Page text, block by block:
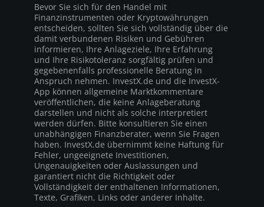
Bevor Sie sich für den Handel mit
Finanzinstrumenten oder Kryptowährungen
entscheiden, sollten Sie sich vollständig über die
damit verbundenen Risiken und Gebühren
informieren, Ihre Anlageziele, Ihre Erfahrung
und Ihre Risikotoleranz sorgfältig prüfen und
gegebenenfalls professionelle Beratung in
Anspruch nehmen. InvestX.de und die InvestX-
App können allgemeine Marktkommentare
veröffentlichen, die keine Anlageberatung
darstellen und nicht als solche interpretiert
werden dürfen. Bitte konsultieren Sie einen
unabhängigen Finanzberater, wenn Sie Fragen
haben. InvestX.de übernimmt keine Haftung für
Fehler, ungeeignete Investitionen,
Ungenauigkeiten oder Auslassungen und
garantiert nicht die Richtigkeit oder
Vollständigkeit der enthaltenen Informationen,
Texte, Grafiken, Links oder anderer Inhalte.